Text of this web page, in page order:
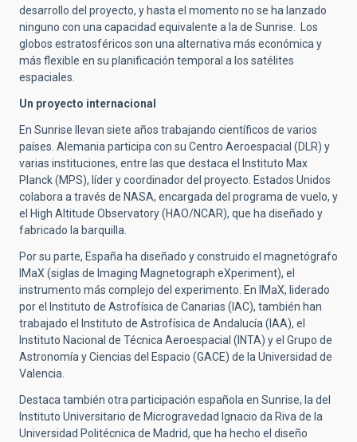
desarrollo del proyecto, y hasta el momento no se ha lanzado
ninguno con una capacidad equivalente a la de Sunrise. Los
globos estratosféricos son una alternativa más económica y
más flexible en su planificación temporal a los satélites
espaciales.
Un proyecto internacional
En Sunrise llevan siete años trabajando científicos de varios
países. Alemania participa con su Centro Aeroespacial (DLR) y
varias instituciones, entre las que destaca el Instituto Max
Planck (MPS), líder y coordinador del proyecto. Estados Unidos
colabora a través de NASA, encargada del programa de vuelo, y
el High Altitude Observatory (HAO/NCAR), que ha diseñado y
fabricado la barquilla.
Por su parte, España ha diseñado y construido el magnetógrafo
IMaX (siglas de Imaging Magnetograph eXperiment), el
instrumento más complejo del experimento. En IMaX, liderado
por el Instituto de Astrofísica de Canarias (IAC), también han
trabajado el Instituto de Astrofísica de Andalucía (IAA), el
Instituto Nacional de Técnica Aeroespacial (INTA) y el Grupo de
Astronomía y Ciencias del Espacio (GACE) de la Universidad de
Valencia.
Destaca también otra participación española en Sunrise, la del
Instituto Universitario de Microgravedad Ignacio da Riva de la
Universidad Politécnica de Madrid, que ha hecho el diseño